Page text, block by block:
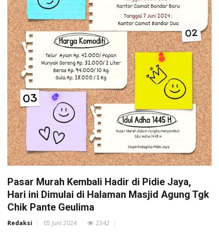
Pasar Murah Kembali Hadir di Pidie Jaya,
Hari ini Dimulai di Halaman Masjid Agung Tgk
Chik Pante Geulima
Redaksi 05 Juni 2024 2342